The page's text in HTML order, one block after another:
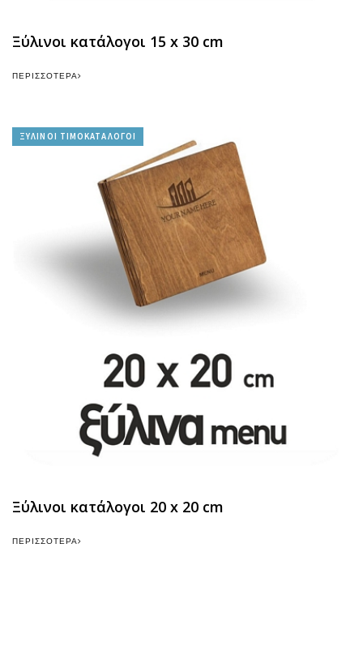
Ξύλινοι κατάλογοι 15 x 30 cm
ΠΕΡΙΣΣΌΤΕΡΑ
ΞΥΛΙΝΟΙ ΤΙΜΟΚΑΤΑΛΟΓΟΙ
Ξύλινοι κατάλογοι 20 x 20 cm
ΠΕΡΙΣΣΌΤΕΡΑ